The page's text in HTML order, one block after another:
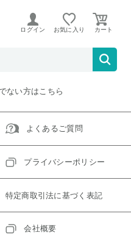
。
ログイン お気に入り
、またはただいま取り扱い
ない方はこちら
よくあるご質問
プライバシーポリシー
特定商取引法に基づく表記
会社概要